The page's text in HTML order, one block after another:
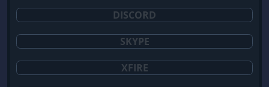
DISCORD
SKYPE
XFIRE